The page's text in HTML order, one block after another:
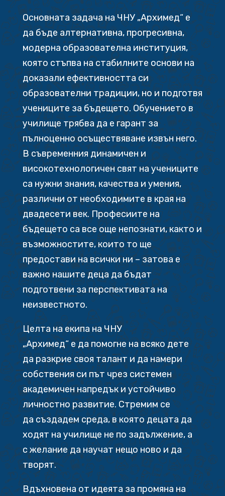
Основната задача на ЧНУ „Архимед“ е
да бъде алтернативна, прогресивна,
модерна образователна институция,
която стъпва на стабилните основи на
доказали ефективността си
образователни традиции, но и подготвя
учениците за бъдещето. Обучението в
училище трябва да е гарант за
пълноценно осъществяване извън него.
В съвременния динамичен и
високотехнологичен свят на учениците
са нужни знания, качества и умения,
различни от необходимите в края на
двадесети век. Професиите на
бъдещето са все още непознати, както и
възможностите, които то ще
предостави на всички ни – затова е
важно нашите деца да бъдат
подготвени за перспективата на
неизвестното.
Целта на екипа на ЧНУ
„Архимед“ е да помогне на всяко дете
да разкрие своя талант и да намери
собствения си път чрез системен
академичен напредък и устойчиво
личностно развитие. Стремим се
да създадем среда, в която децата да
ходят на училище не по задължение, а
с желание да научат нещо ново и да
творят.
Вдъхновена от идеята за промяна на